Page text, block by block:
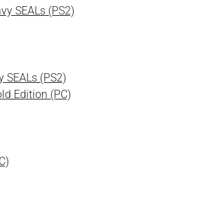
SEALs (PS2)
SEALs (PS2)
Edition (PC)